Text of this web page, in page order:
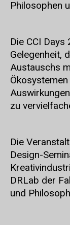
Philosophen
Die CCI
Gelegenheit,
Austauschs
zu
Die
Design-
DRLab der
und